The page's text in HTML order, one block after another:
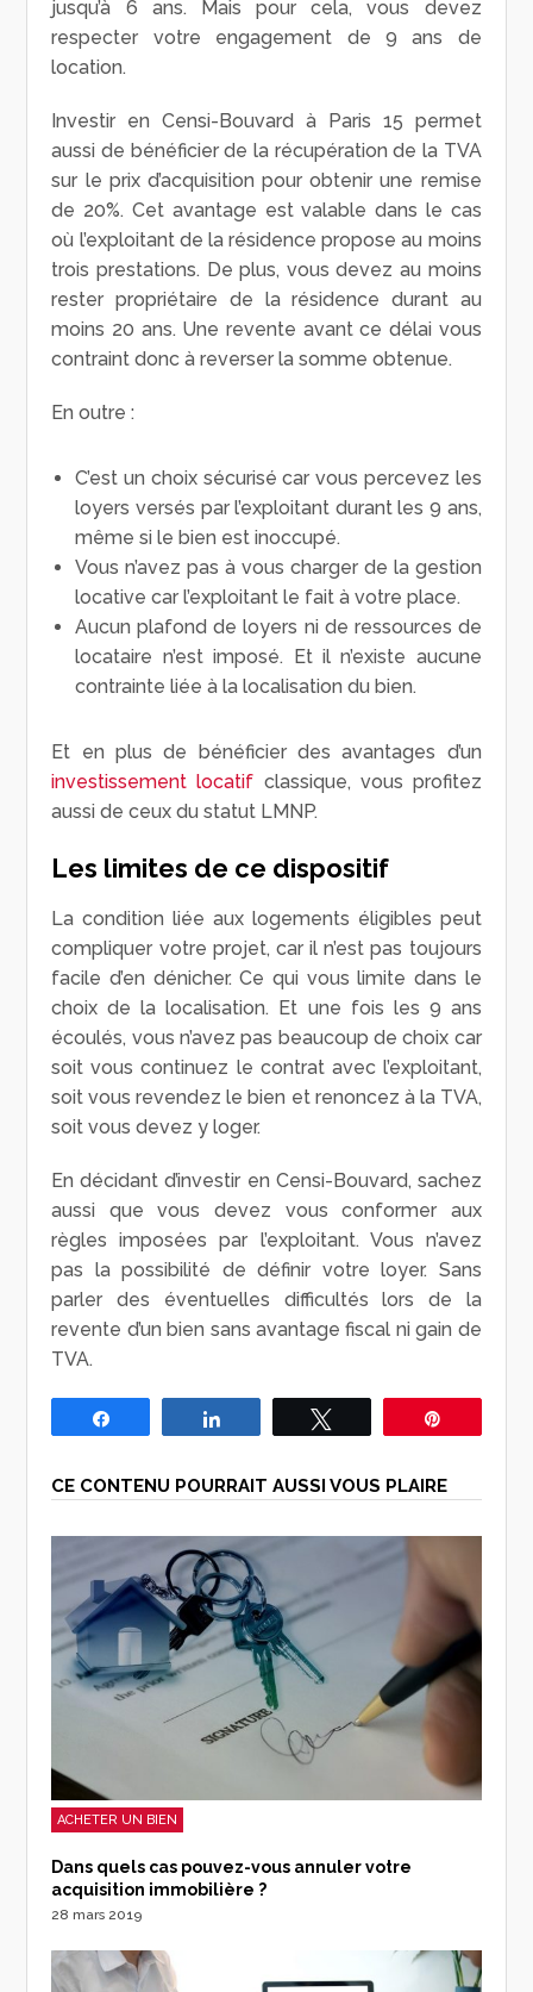
jusqu’à 6 ans. Mais pour cela, vous devez
respecter votre engagement de 9 ans de
location.
Investir en Censi-Bouvard à Paris 15 permet
aussi de bénéficier de la récupération de la TVA
sur le prix d’acquisition pour obtenir une remise
de 20%. Cet avantage est valable dans le cas
où l’exploitant de la résidence propose au moins
trois prestations. De plus, vous devez au moins
rester propriétaire de la résidence durant au
moins 20 ans. Une revente avant ce délai vous
contraint donc à reverser la somme obtenue.
En outre :
C’est un choix sécurisé car vous percevez les
loyers versés par l’exploitant durant les 9 ans,
même si le bien est inoccupé.
Vous n’avez pas à vous charger de la gestion
locative car l’exploitant le fait à votre place.
Aucun plafond de loyers ni de ressources de
locataire n’est imposé. Et il n’existe aucune
contrainte liée à la localisation du bien.
Et en plus de bénéficier des avantages d’un
investissement locatif classique, vous profitez
aussi de ceux du statut LMNP.
Les limites de ce dispositif
La condition liée aux logements éligibles peut
compliquer votre projet, car il n’est pas toujours
facile d’en dénicher. Ce qui vous limite dans le
choix de la localisation. Et une fois les 9 ans
écoulés, vous n’avez pas beaucoup de choix car
soit vous continuez le contrat avec l’exploitant,
soit vous revendez le bien et renoncez à la TVA,
soit vous devez y loger.
En décidant d’investir en Censi-Bouvard, sachez
aussi que vous devez vous conformer aux
règles imposées par l’exploitant. Vous n’avez
pas la possibilité de définir votre loyer. Sans
parler des éventuelles difficultés lors de la
revente d’un bien sans avantage fiscal ni gain de
TVA.
CE CONTENU POURRAIT AUSSI VOUS PLAIRE
ACHETER UN BIEN
Dans quels cas pouvez-vous annuler votre
acquisition immobilière ?
28 mars 2019